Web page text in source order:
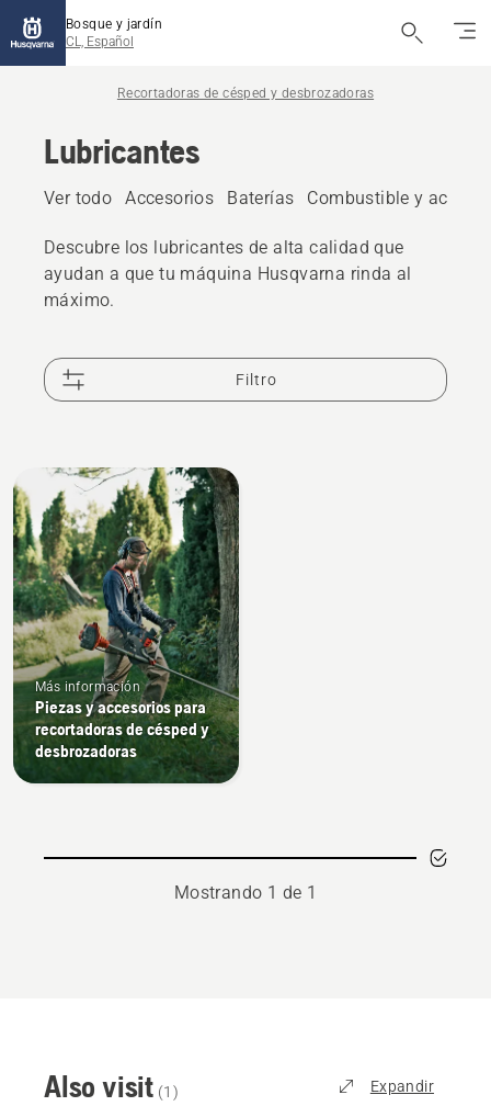
Bosque y jardín
CL, Español
Recortadoras de césped y desbrozadoras
Lubricantes
Ver todo Accesorios Baterías Combustible y aceite
Descubre los lubricantes de alta calidad que
ayudan a que tu máquina Husqvarna rinda al
máximo.
Filtro
All
products
Más información
Piezas y accesorios para
recortadoras de césped y
desbrozadoras
Mostrando 1 de 1
Also visit (1 ) Expandir